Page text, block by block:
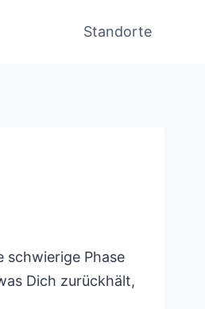
Standorte
schwierige Phase
Dich zurückhält,